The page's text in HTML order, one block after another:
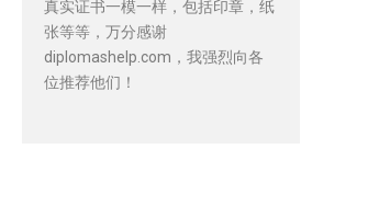
真实证书一模一样，包括印章，纸
张等等，万分感谢
diplomashelp.com，我强烈向各
位推荐他们！